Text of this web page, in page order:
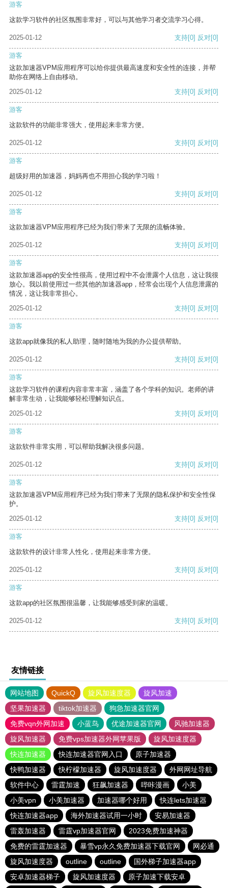
游客
这款学习软件的社区氛围非常好，可以与其他学习者交流学习心得。
2025-01-12 支持[0] 反对[0]
游客
这款加速器VPM应用程序可以给你提供最高速度和安全性的连接，并帮
助你在网络上自由移动。
2025-01-12
支持[0] 反对[0]
游客
这款软件的功能非常强大，使用起来非常方便。
2025-01-12 支持[0] 反对[0]
游客
超级好用的加速器，妈妈再也不用担心我的学习啦！
2025-01-12 支持[0] 反对[0]
游客
这款加速器VPM应用程序已经为我们带来了无限的流畅体验。
2025-01-12 支持[0] 反对[0]
游客
这款加速器app的安全性很高，使用过程中不会泄露个人信息，这让我很
放心。我以前使用过一些其他的加速器app，经常会出现个人信息泄露的
情况，这让我非常担心。
2025-01-12
支持[0] 反对[0]
游客
这款app就像我的私人助理，随时随地为我的办公提供帮助。
2025-01-12 支持[0] 反对[0]
游客
这款学习软件的课程内容非常丰富，涵盖了各个学科的知识。老师的讲
解非常生动，让我能够轻松理解知识点。
2025-01-12
支持[0] 反对[0]
游客
这款软件非常实用，可以帮助我解决很多问题。
2025-01-12 支持[0] 反对[0]
游客
这款加速器VPM应用程序已经为我们带来了无限的隐私保护和安全性保
护。
2025-01-12
支持[0] 反对[0]
游客
这款软件的设计非常人性化，使用起来非常方便。
2025-01-12 支持[0] 反对[0]
游客
这款app的社区氛围很温馨，让我能够感受到家的温暖。
2025-01-12 支持[0] 反对[0]
友情链接
网站地图 QuickQ 旋风加速度器
旋风加速
坚果加速器
tiktok加速器
狗急加速器官网
免费vqn外网加速
小蓝鸟 优途加速器官网
风驰加速器
旋风加速器
免费vps加速器外网苹果版
旋风加速度器
快连加速器
快连加速器官网入口
原子加速器
快鸭加速器
快柠檬加速器 旋风加速度器
外网网址导航
软件中心
雷霆加速 狂飙加速器 哔咔漫画
小美
小美vpn
小美加速器 加速器哪个好用
快连lets加速器
快连加速器app
海外加速器试用一小时
安易加速器
雷轰加速器
雷霆vp加速器官网
2023免费加速神器
免费的雷霆加速器
暴雪vp永久免费加速器下载官网
网必通
旋风加速度器
outline outline
国外梯子加速器app
安卓加速器梯子
旋风加速度器 原子加速下载安卓